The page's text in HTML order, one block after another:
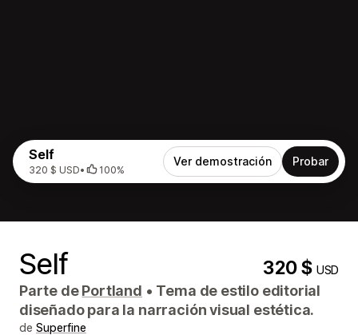
Self
320 $ USD• 100%
Ver demostración Probar
Self 320 $USD
Parte dePortland • Tema de estilo editorial
diseñado para la narración visual estética.
de Superfine